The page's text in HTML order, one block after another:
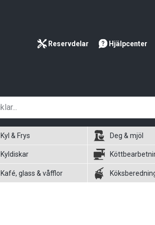
Reservdelar Hjälpcenter
Kyl & Frys Deg & mjöl
Kyldiskar
Kafé, glass & våfflor